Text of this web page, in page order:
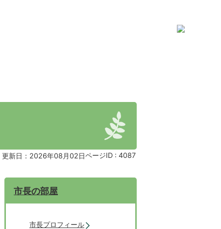
更新日：2026年08月02日ページID : 4087
市長の部屋
市長プロフィール